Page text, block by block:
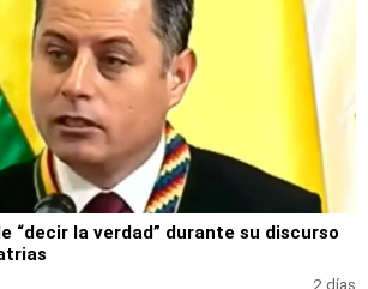
“decir la verdad” durante su discurso
2 días